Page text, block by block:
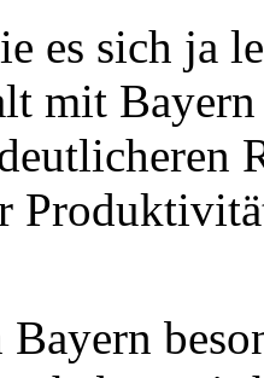
es sich ja
mit